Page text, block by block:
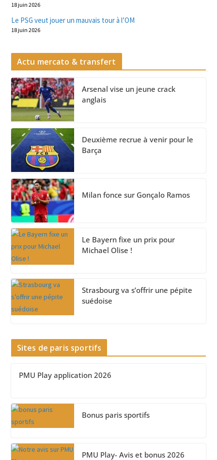
18 juin 2026
Le PSG veut jouer un mauvais tour à l’OM
18 juin 2026
Actu mercato & transfert
Arsenal vise un jeune crack
anglais
Deuxième recrue à venir pour le
Barça
Milan fonce sur Gonçalo Ramos
Le Bayern fixe un prix pour
Michael Olise !
Strasbourg va s’offrir une pépite
suédoise
Sites de paris sportifs
PMU Play application 2026
Bonus paris sportifs
PMU Play- Avis et bonus 2026